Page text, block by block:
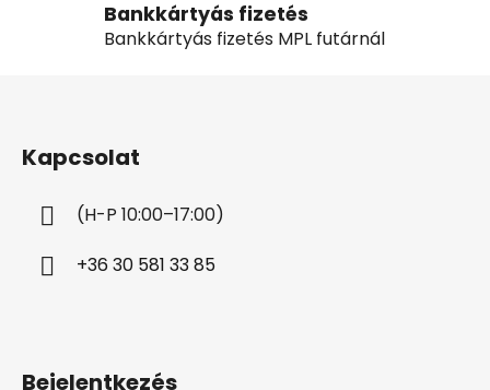
Bankkártyás fizetés
Bankkártyás fizetés MPL futárnál
Kapcsolat
(H-P 10:00–17:00)
+36 30 581 33 85
Bejelentkezés